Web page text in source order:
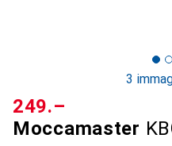
3
Moccamaster
CHF
249.–